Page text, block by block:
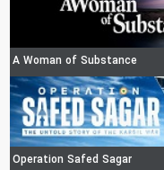
A Woman of Substance
Operation Safed Sagar